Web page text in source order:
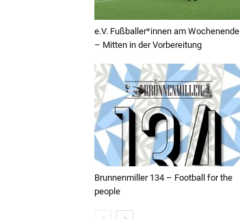
e.V. Fußballer*innen am Wochenende
– Mitten in der Vorbereitung
Brunnenmiller 134 – Football for the
people